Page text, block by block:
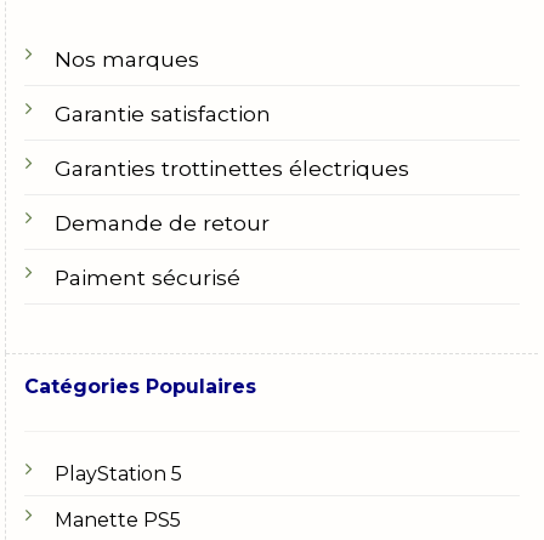
Nos marques
Garantie satisfaction
Garanties trottinettes électriques
Demande de retour
Paiment sécurisé
Catégories Populaires
PlayStation 5
Manette PS5